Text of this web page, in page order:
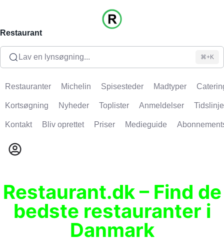
Restaurant
Lav en lynsøgning... ⌘+K
Restauranter Michelin Spisesteder Madtyper
Kortsøgning Nyheder Toplister Anmeldelser Tidslinje
Kontakt Bliv oprettet Priser Medieguide
Restaurant.dk – Find de
bedste restauranter i
Danmark